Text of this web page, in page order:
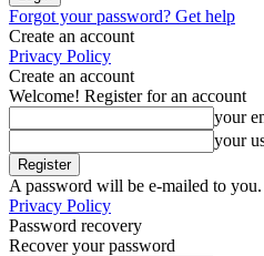
Forgot your password? Get help
Create an account
Privacy Policy
Create an account
Welcome! Register for an account
your
your
A password will be e-mailed to you.
Privacy Policy
Password recovery
Recover your password